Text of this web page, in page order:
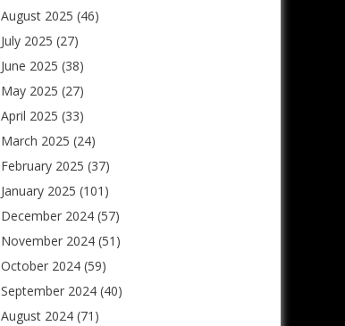
August 2025 (46)
July 2025 (27)
June 2025 (38)
May 2025 (27)
April 2025 (33)
March 2025 (24)
February 2025 (37)
January 2025 (101)
December 2024(57)
November 2024(51)
October 2024(59)
September 2024(40)
August 2024(71)